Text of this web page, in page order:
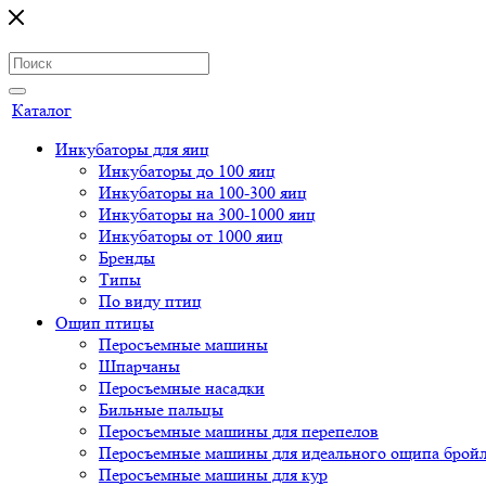
Каталог
Инкубаторы для яиц
Инкубаторы до 100 яиц
Инкубаторы на 100-300 яиц
Инкубаторы на 300-1000 яиц
Инкубаторы от 1000 яиц
Бренды
Типы
По виду птиц
Ощип птицы
Перосъемные машины
Шпарчаны
Перосъемные насадки
Бильные пальцы
Перосъемные машины для перепелов
Перосъемные машины для идеального ощипа
Перосъемные машины для кур